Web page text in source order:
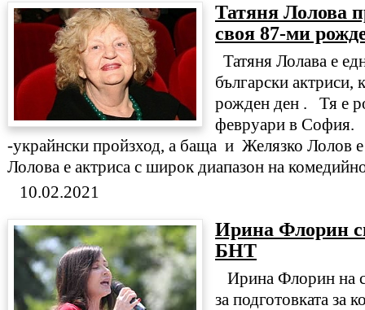
Татяня Лолова
своя 87-ми
Татяня Лолава е
български актриси,
рожден ден . Тя е
февруари в София.
-украйнски пройзход, а баща и Желязко Лолов
Лолова е актриса с широк диапазон на
10.02.2021
Ирина Флорин
БНТ
Ирина Флорин на
за подготовката за